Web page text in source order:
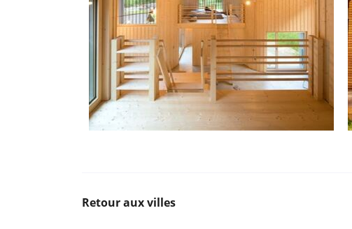
Retour aux villes